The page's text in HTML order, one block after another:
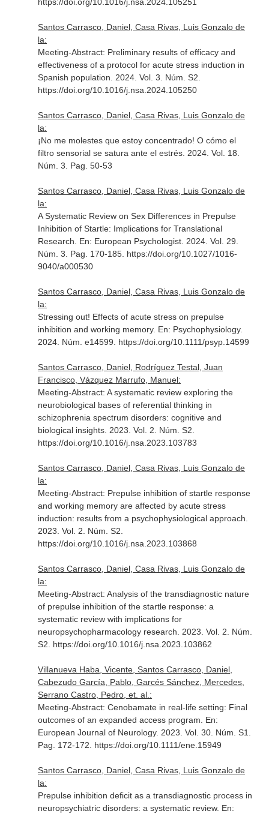
Santos Carrasco, Daniel, Casa Rivas, Luis Gonzalo de
la:
Meeting-Abstract: Preliminary results of efficacy and
effectiveness of a protocol for acute stress induction in
Spanish population. 2024. Vol. 3. Núm. S2.
https://doi.org/10.1016/j.nsa.2024.105250
Santos Carrasco, Daniel, Casa Rivas, Luis Gonzalo de
la:
¡No me molestes que estoy concentrado! O cómo el
filtro sensorial se satura ante el estrés. 2024. Vol. 18.
Núm. 3. Pag. 50-53
Santos Carrasco, Daniel, Casa Rivas, Luis Gonzalo de
la:
A Systematic Review on Sex Differences in Prepulse
Inhibition of Startle: Implications for Translational
Research. En: European Psychologist. 2024. Vol. 29.
Núm. 3. Pag. 170-185. https://doi.org/10.1027/1016-
9040/a000530
Santos Carrasco, Daniel, Casa Rivas, Luis Gonzalo de
la:
Stressing out! Effects of acute stress on prepulse
inhibition and working memory. En: Psychophysiology.
2024. Núm. e14599. https://doi.org/10.1111/psyp.14599
Santos Carrasco, Daniel, Rodríguez Testal, Juan
Francisco, Vázquez Marrufo, Manuel:
Meeting-Abstract: A systematic review exploring the
neurobiological bases of referential thinking in
schizophrenia spectrum disorders: cognitive and
biological insights. 2023. Vol. 2. Núm. S2.
https://doi.org/10.1016/j.nsa.2023.103783
Santos Carrasco, Daniel, Casa Rivas, Luis Gonzalo de
la:
Meeting-Abstract: Prepulse inhibition of startle response
and working memory are affected by acute stress
induction: results from a psychophysiological approach.
2023. Vol. 2. Núm. S2.
https://doi.org/10.1016/j.nsa.2023.103868
Santos Carrasco, Daniel, Casa Rivas, Luis Gonzalo de
la:
Meeting-Abstract: Analysis of the transdiagnostic nature
of prepulse inhibition of the startle response: a
systematic review with implications for
neuropsychopharmacology research. 2023. Vol. 2. Núm.
S2. https://doi.org/10.1016/j.nsa.2023.103862
Villanueva Haba, Vicente, Santos Carrasco, Daniel,
Cabezudo García, Pablo, Garcés Sánchez, Mercedes,
Serrano Castro, Pedro, et. al.:
Meeting-Abstract: Cenobamate in real-life setting: Final
outcomes of an expanded access program. En:
European Journal of Neurology. 2023. Vol. 30. Núm. S1.
Pag. 172-172. https://doi.org/10.1111/ene.15949
Santos Carrasco, Daniel, Casa Rivas, Luis Gonzalo de
la:
Prepulse inhibition deficit as a transdiagnostic process in
neuropsychiatric disorders: a systematic review. En: